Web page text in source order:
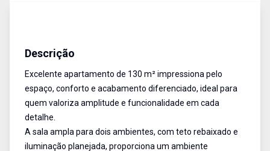
Descrição
Excelente apartamento de 130 m² impressiona pelo
espaço, conforto e acabamento diferenciado, ideal para
quem valoriza amplitude e funcionalidade em cada
detalhe.
A sala ampla para dois ambientes, com teto rebaixado e
iluminação planejada, proporciona um ambiente